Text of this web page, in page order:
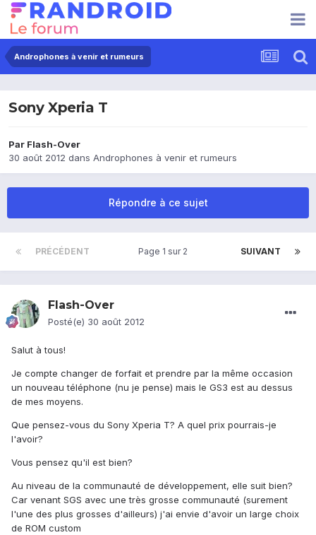
Androphones à venir et rumeurs
Sony Xperia T
Par Flash-Over
30 août 2012 dans Androphones à venir et rumeurs
Répondre à ce sujet
PRÉCÉDENT SUIVANT
Page 1 sur 2
Flash-Over
Posté(e) 30 août 2012
Salut à tous!
Je compte changer de forfait et prendre par la même occasion
un nouveau téléphone (nu je pense) mais le GS3 est au dessus
de mes moyens.
Que pensez-vous du Sony Xperia T? A quel prix pourrais-je
l'avoir?
Vous pensez qu'il est bien?
Au niveau de la communauté de développement, elle suit bien?
Car venant SGS avec une très grosse communauté (surement
l'une des plus grosses d'ailleurs) j'ai envie d'avoir un large choix
de ROM custom